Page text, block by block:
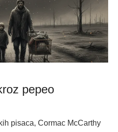
pepeo
pisaca, Cormac McCarthy